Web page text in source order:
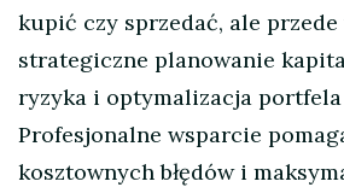
kupić czy sprzedać, ale
strategiczne planowanie
ryzyka i optymalizacja
Profesjonalne wsparcie
kosztownych błędów i